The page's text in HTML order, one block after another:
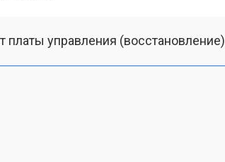
платы управления (восстановление)